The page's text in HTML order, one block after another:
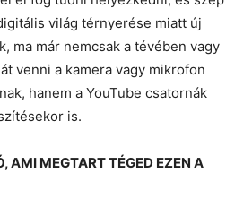
világ térnyerése miatt új
ma már nemcsak a tévében vagy
venni a kamera vagy mikrofon
hanem a YouTube csatornák
is.
AMI MEGTART TÉGED EZEN A